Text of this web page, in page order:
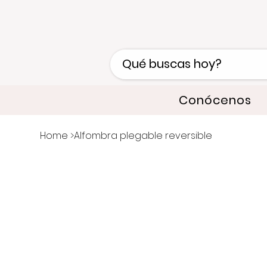
Conócenos
Home >Alfombra plegable reversible